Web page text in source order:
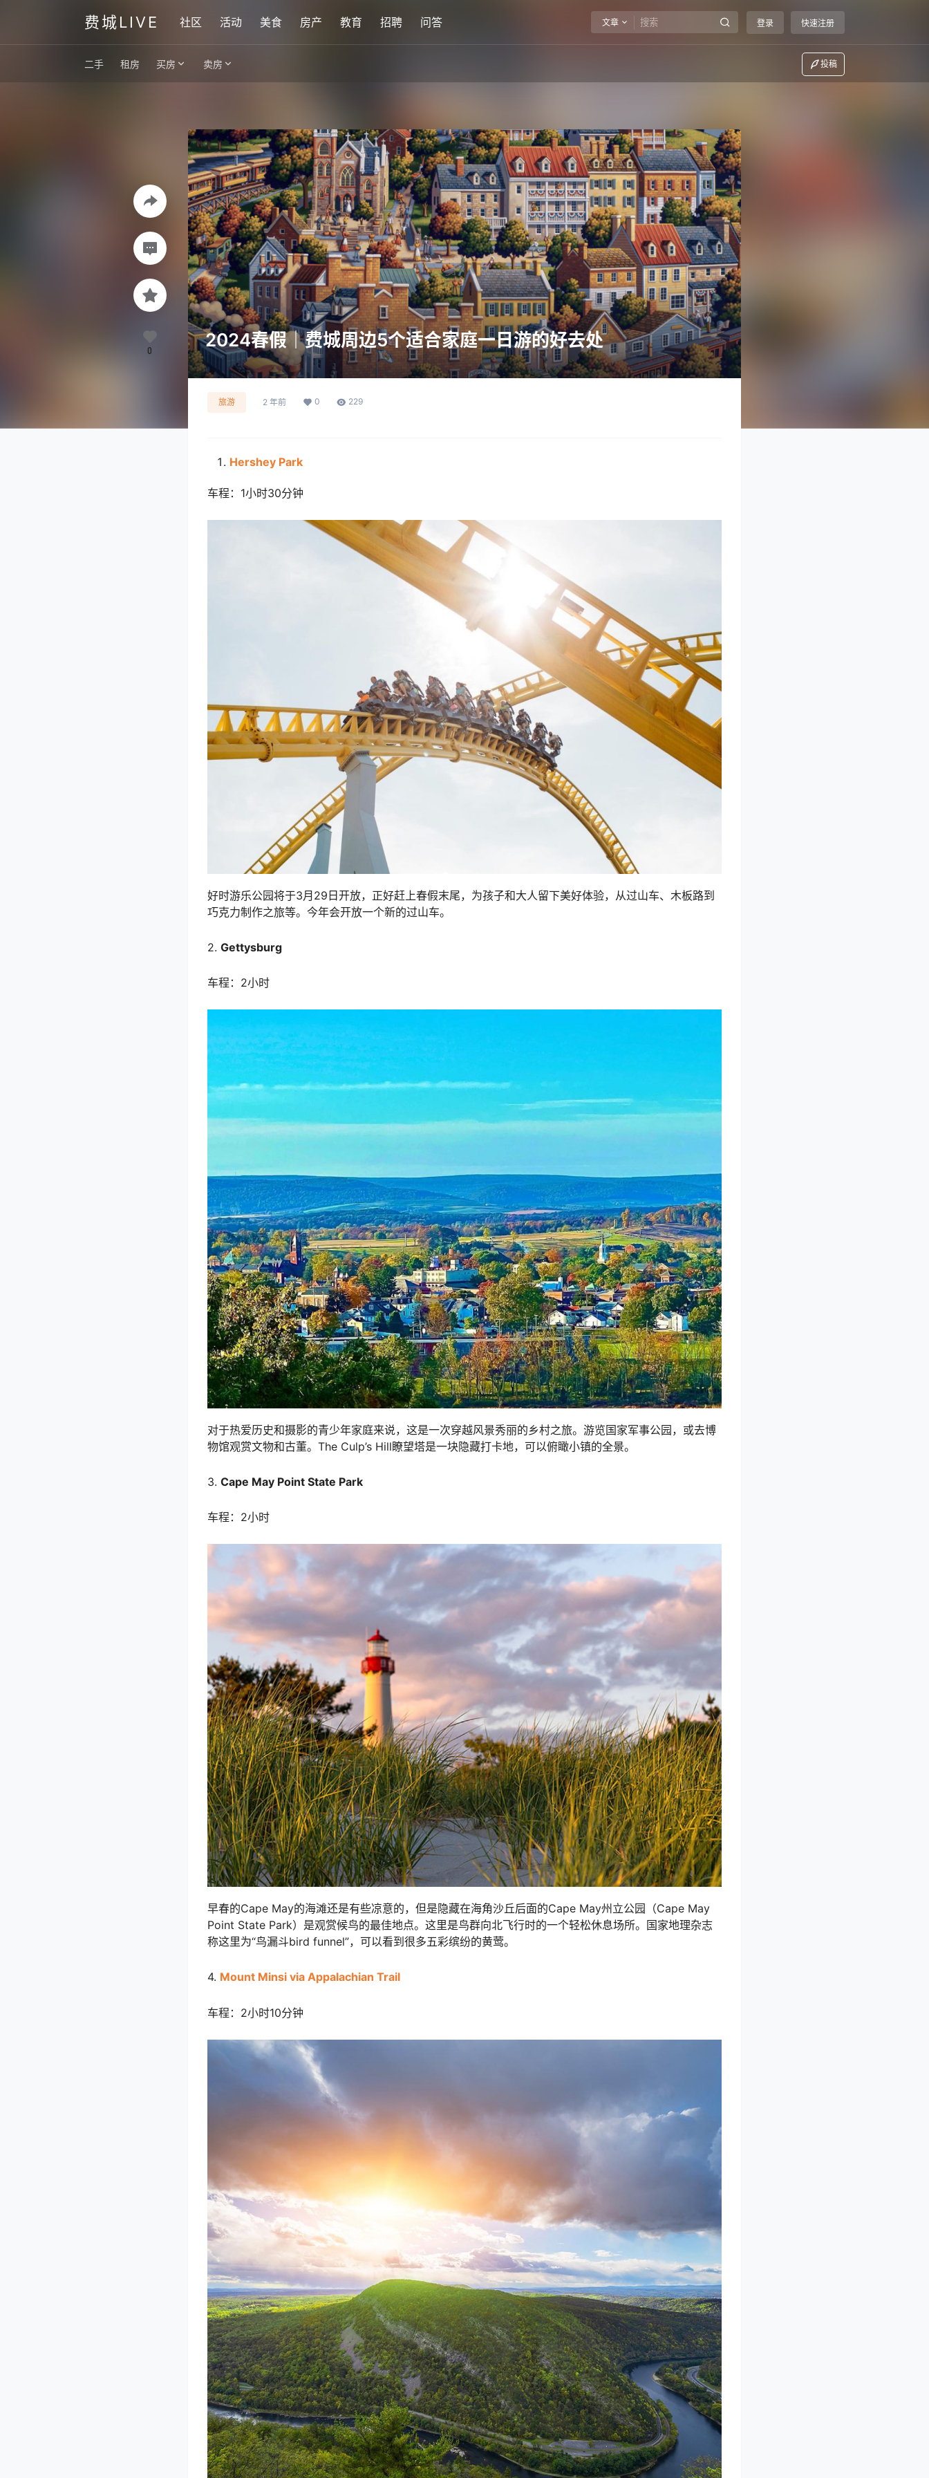
费城LIVE 社区 活动 美食 房产 教育 招聘 问答 文章 登录 快速注册
二手 租房 买房 卖房 投稿
2024春假｜费城周边5个适合家庭一日游的好去处
旅游 2 年前 0 229
Hershey Park
车程：1小时30分钟
好时游乐公园将于3月29日开放，正好赶上春假末尾，为孩子和大人留下美好体验，从过山车、木板路到
巧克力制作之旅等。今年会开放一个新的过山车。
2. Gettysburg
车程：2小时
对于热爱历史和摄影的青少年家庭来说，这是一次穿越风景秀丽的乡村之旅。游览国家军事公园，或去博
物馆观赏文物和古董。The Culp’s Hill瞭望塔是一块隐藏打卡地，可以俯瞰小镇的全景。
3. Cape May Point State Park
车程：2小时
早春的Cape May的海滩还是有些凉意的，但是隐藏在海角沙丘后面的Cape May州立公园（Cape May
Point State Park）是观赏候鸟的最佳地点。这里是鸟群向北飞行时的一个轻松休息场所。国家地理杂志
称这里为“鸟漏斗bird funnel”，可以看到很多五彩缤纷的黄莺。
4. Mount Minsi via Appalachian Trail
车程：2小时10分钟
0